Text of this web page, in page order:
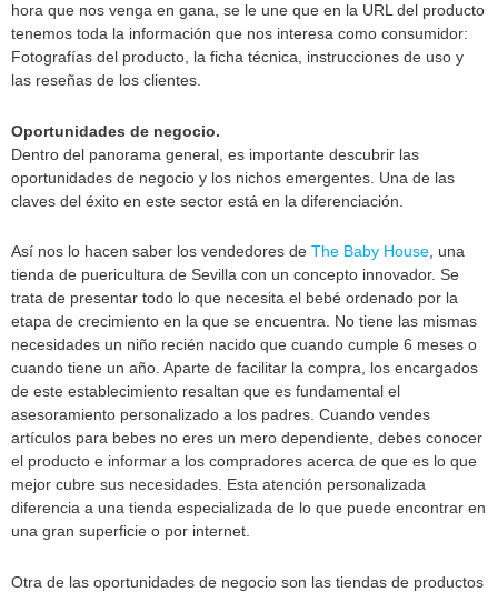
hora que nos venga en gana, se le une que en la URL del producto
tenemos toda la información que nos interesa como consumidor:
Fotografías del producto, la ficha técnica, instrucciones de uso y
las reseñas de los clientes.
Oportunidades de negocio.
Dentro del panorama general, es importante descubrir las
oportunidades de negocio y los nichos emergentes. Una de las
claves del éxito en este sector está en la diferenciación.
Así nos lo hacen saber los vendedores de The Baby House, una
tienda de puericultura de Sevilla con un concepto innovador. Se
trata de presentar todo lo que necesita el bebé ordenado por la
etapa de crecimiento en la que se encuentra. No tiene las mismas
necesidades un niño recién nacido que cuando cumple 6 meses o
cuando tiene un año. Aparte de facilitar la compra, los encargados
de este establecimiento resaltan que es fundamental el
asesoramiento personalizado a los padres. Cuando vendes
artículos para bebes no eres un mero dependiente, debes conocer
el producto e informar a los compradores acerca de que es lo que
mejor cubre sus necesidades. Esta atención personalizada
diferencia a una tienda especializada de lo que puede encontrar en
una gran superficie o por internet.
Otra de las oportunidades de negocio son las tiendas de productos